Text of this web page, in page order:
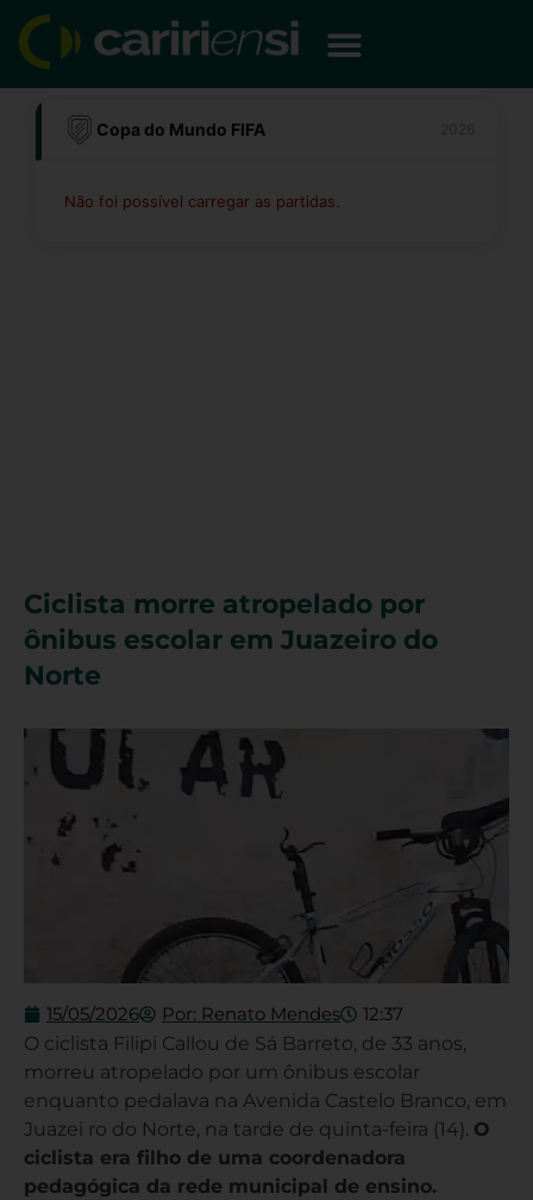
para
conteúdo
Copa do Mundo FIFA
Não foi possível carregar as partidas.
Ciclista morre atropelado por
ônibus escolar em Juazeiro do
Norte
15/05/2026 Por: Renato Mendes 12:37
O ciclista Filipi Callou de Sá Barreto, de 33 anos,
morreu atropelado por um ônibus escolar
enquanto pedalava na Avenida Castelo Branco, em
Juazei ro do Norte, na tarde de quinta-feira (14). O
ciclista era filho de uma coordenadora
pedagógica da rede municipal de ensino.